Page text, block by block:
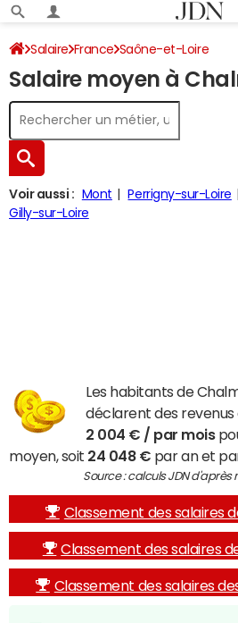
Salaire France Saône-et-Loire
Salaire moyen à
Voir aussi : Mont Perrigny-sur-Loire
Gilly-sur-Loire
Les habitants de
déclarent des revenus
2 004 € / par mois
moyen, soit 24 048 € par an et
Source : calculs JDN d'après
Classement des salaires
Classement des salaires
Classement des salaires